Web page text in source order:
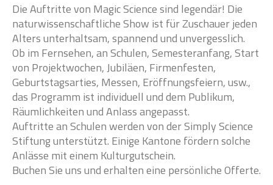
Die Auftritte von Magic Science sind legendär! Die
naturwissenschaftliche Show ist für Zuschauer jeden
Alters unterhaltsam, spannend und unvergesslich.
Ob im Fernsehen, an Schulen, Semesteranfang, Start
von Projektwochen, Jubiläen, Firmenfesten,
Geburtstagsarties, Messen, Eröffnungsfeiern, usw.,
das Programm ist individuell und dem Publikum,
Räumlichkeiten und Anlass angepasst.
Auftritte an Schulen werden von der Simply Science
Stiftung unterstützt. Einige Kantone fördern solche
Anlässe mit einem Kulturgutschein.
Buchen Sie uns und erhalten eine persönliche Offerte.